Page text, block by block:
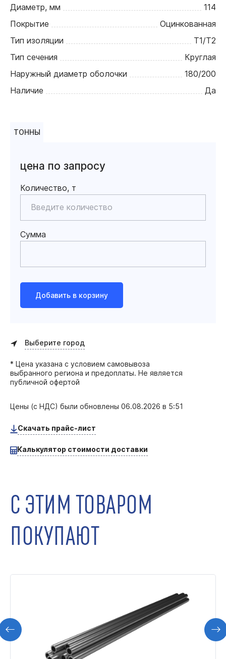
Диаметр, мм
114
Покрытие
Оцинкованная
Тип изоляции
Т1/Т2
Тип сечения
Круглая
Наружный диаметр оболочки
180/200
Наличие
Да
ТОННЫ
цена по запросу
Количество, т
Сумма
Добавить в корзину
Выберите город
* Цена указана с условием самовывоза
выбранного региона и предоплаты. Не является
публичной офертой
Цены (с НДС) были обновлены 06.08.2026 в 5:51
Скачать прайс-лист
Калькулятор стоимости доставки
С ЭТИМ ТОВАРОМ
ПОКУПАЮТ